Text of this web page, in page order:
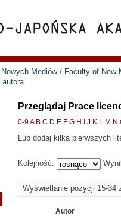
Mediów / Faculty of New
autora
Przeglądaj Prace
0-9A B C D E F G H J K L M N
Lub dodaj kilka pierwszych
Kolejność:
Wyświetlanie pozycji 15-34
Autor